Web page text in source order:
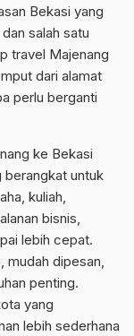
Bekasi yang
salah satu
travel Majenang
dari alamat
perlu berganti
ke Bekasi
berangkat untuk
kuliah,
bisnis,
lebih cepat.
mudah dipesan,
penting.
yang
lebih sederhana